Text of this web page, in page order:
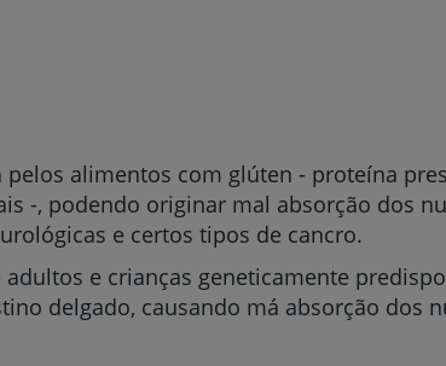
pelos alimentos com glúten - proteína
-, podendo originar mal absorção dos
e certos tipos de cancro.
e crianças geneticamente
delgado, causando má absorção dos